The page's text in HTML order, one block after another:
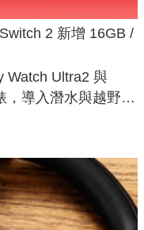
2 新增 16GB /
Watch Ultra2 與
，導入潛水與越野跑